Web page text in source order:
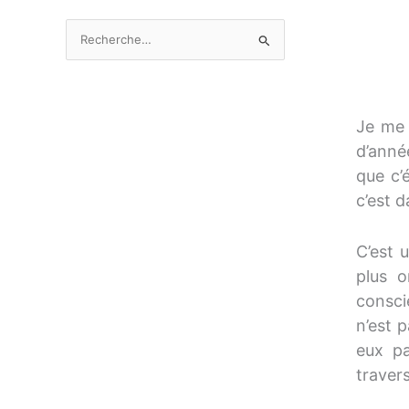
v
Je
que
c’est
C’est
plus
n’est
eux